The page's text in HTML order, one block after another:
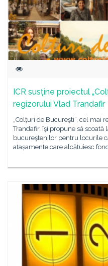
ICR susține proiectul
regizorului Vlad Trandafir
„Colţuri de Bucureşti”, cel mai
Trandafir, îşi propune să
bucureştenilor pentru locurile
atașamente care alcătuiesc